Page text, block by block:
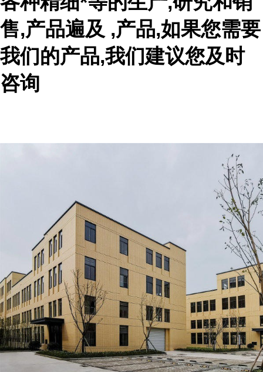
售,产品遍及 ,产品,如果您需要
我们的产品,我们建议您及时
咨询